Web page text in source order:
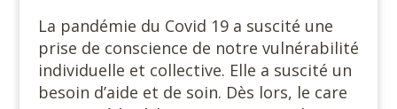
La pandémie du Covid 19 a suscité une
prise de conscience de notre vulnérabilité
individuelle et collective. Elle a suscité un
besoin d’aide et de soin. Dès lors, le care